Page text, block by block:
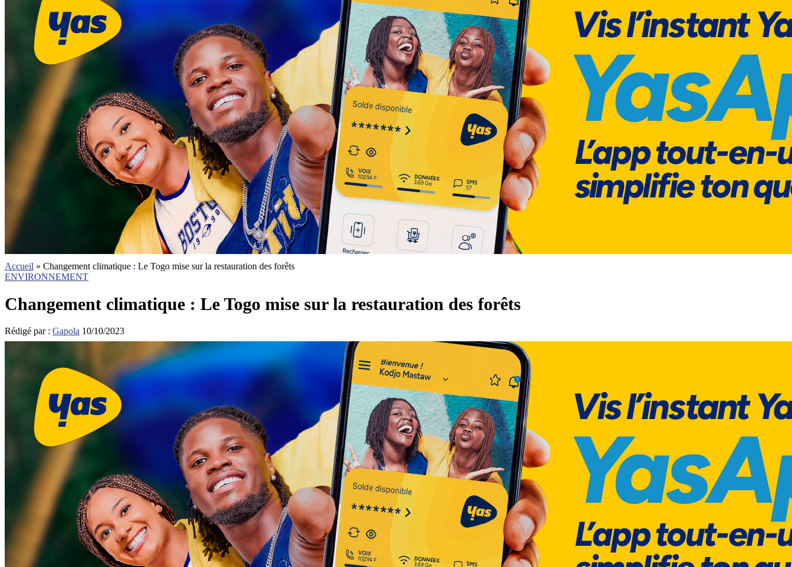
Accueil » Changement climatique : Le Togo mise sur la restauration des forêts
ENVIRONNEMENT
Changement climatique : Le Togo mise sur la restauration des forêts
Rédigé par : Gapola 10/10/2023